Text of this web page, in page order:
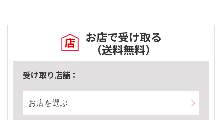
お店で受け取る
（送料無料）
受け取り店舗：
お店を選ぶ